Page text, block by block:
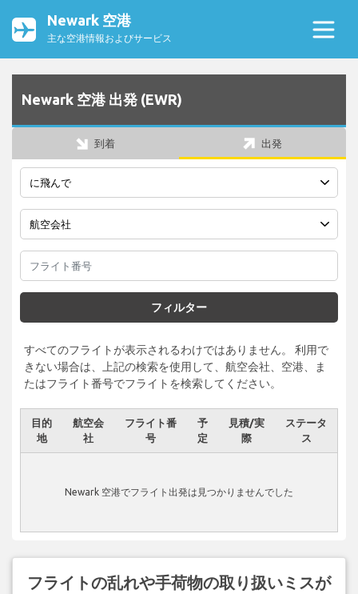
Newark 空港
主な空港情報およびサービス
Newark 空港 出発 (EWR)
到着 出発
フィルター
すべてのフライトが表示されるわけではありません。 利用で
きない場合は、上記の検索を使用して、航空会社、空港、ま
たはフライト番号でフライトを検索してください。
目的
地
航空会
社
フライト番
号
予
定
見積/実
際
ステータ
ス
Newark 空港でフライト出発は見つかりませんでした
フライトの乱れや手荷物の取り扱いミスが